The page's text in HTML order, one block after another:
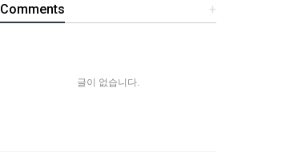
+
Comments
글이 없습니다.